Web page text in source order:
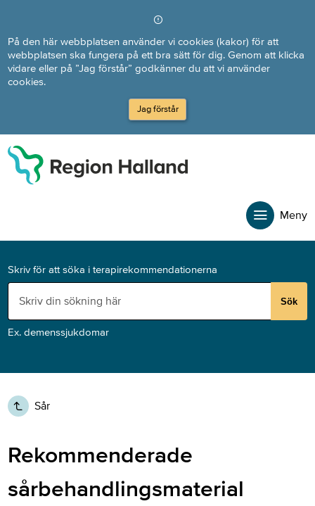
På den här webbplatsen använder vi cookies (kakor) för att
webbplatsen ska fungera på ett bra sätt för dig. Genom att klicka
vidare eller på ”Jag förstår” godkänner du att vi använder
cookies.
Jag förstår
Meny
Skriv för att söka i terapirekommendationerna
Sök
Ex. demenssjukdomar
Sår
Rekommenderade
sårbehandlingsmaterial